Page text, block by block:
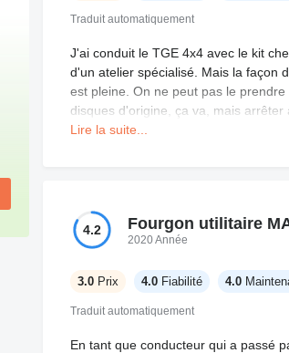
Traduit automatiquement
J'ai conduit le TGE 4x4 avec le kit
d'un atelier spécialisé. Mais la façon
est pleine. On ne peut pas le
disques d'origine, ça va, mais
d'accélérer. À l'intérieur, ce n'est pas
Lire la suite...
4.2 Fourgon utilitaire
2020 Année
3.0 Prix 4.0 Fiabilité 4.0
Traduit automatiquement
En tant que conducteur qui a passé